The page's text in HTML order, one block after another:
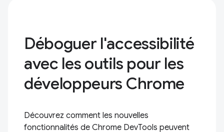
Déboguer l'accessibilité
avec les outils pour les
développeurs Chrome
Découvrez comment les nouvelles
fonctionnalités de Chrome DevTools peuvent